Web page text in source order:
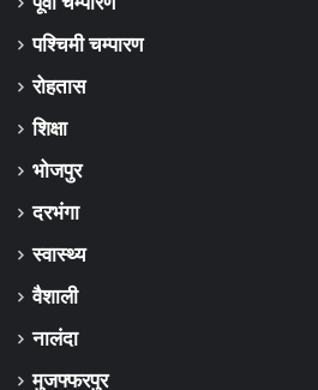
पश्चिमी चम्पारण
रोहतास
शिक्षा
भोजपुर
दरभंगा
स्वास्थ्य
वैशाली
नालंदा
मुजफ्फरपुर